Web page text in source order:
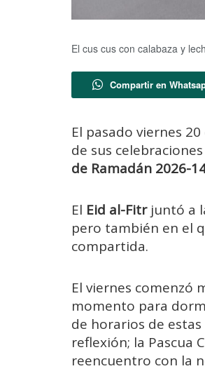
El cus cus con calabaza y
Compartir en
El pasado viernes
de sus
de Ramadán 2026-
El Eid al-Fitrjuntó a
pero también en el
compartida.
El viernes comenzó
momento para
de horarios de
reflexión; la Pascua
reencuentro con la